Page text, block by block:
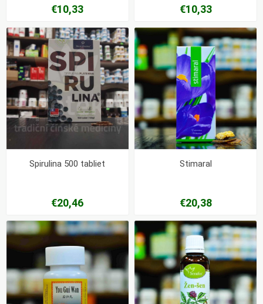
€10,33 €10,33
Spirulina 500 tabliet
€20,46
Stimaral
€20,38